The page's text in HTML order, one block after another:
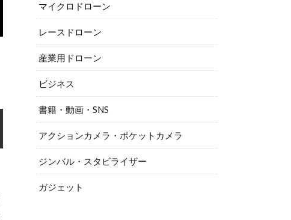
マイクロドローン
レースドローン
産業用ドローン
ビジネス
書籍・動画・SNS
アクションカメラ・ポケットカメラ
ジンバル・スタビライザー
ガジェット